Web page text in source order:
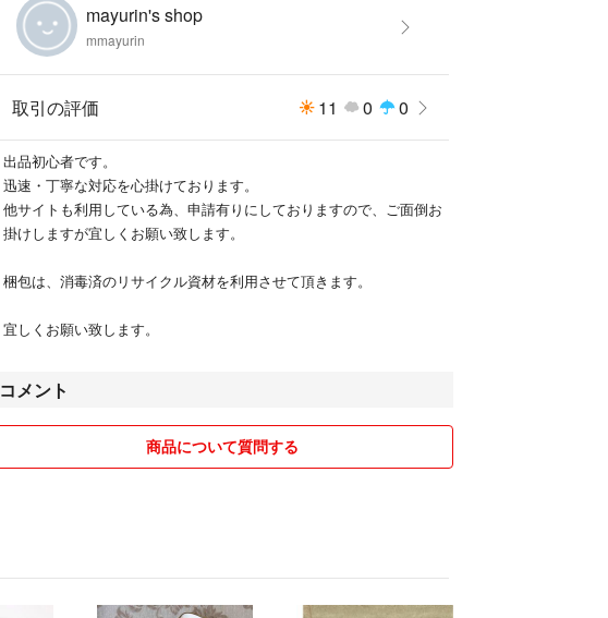
mayurin's shop
mmayurin
取引の評価 11 0 0
出品初心者です。
迅速・丁寧な対応を心掛けております。
他サイトも利用している為、申請有りにしておりますので、ご面倒お
掛けしますが宜しくお願い致します。
梱包は、消毒済のリサイクル資材を利用させて頂きます。
宜しくお願い致します。
コメント
商品について質問する